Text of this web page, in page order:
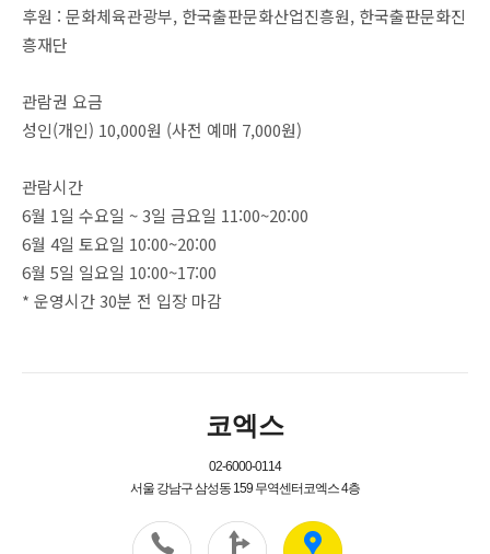
후원 : 문화체육관광부, 한국출판문화산업진흥원, 한국출판문화진
흥재단
관람권 요금
성인(개인) 10,000원 (사전 예매 7,000원)
관람시간
6월 1일 수요일 ~ 3일 금요일 11:00~20:00
6월 4일 토요일 10:00~20:00
6월 5일 일요일 10:00~17:00
* 운영시간 30분 전 입장 마감